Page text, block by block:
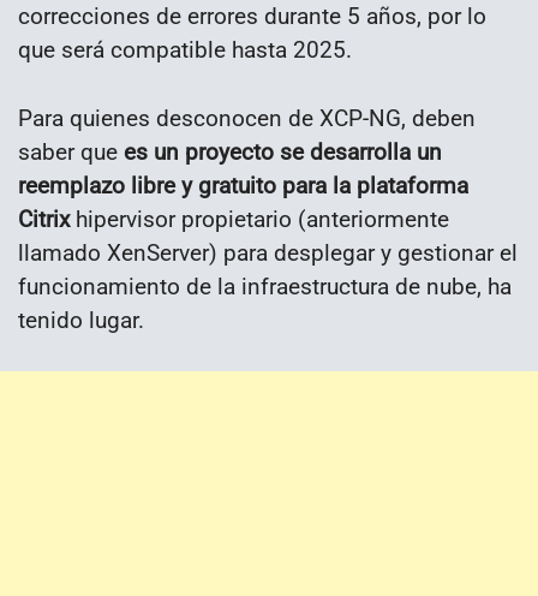
correcciones de errores durante 5 años, por lo
que será compatible hasta 2025.
Para quienes desconocen de XCP-NG, deben
saber que es un proyecto se desarrolla un
reemplazo libre y gratuito para la plataforma
Citrixhipervisor propietario (anteriormente
llamado XenServer) para desplegar y gestionar el
funcionamiento de la infraestructura de nube, ha
tenido lugar.